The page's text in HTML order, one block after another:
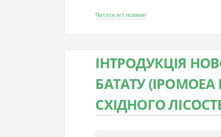
Читати всі новини
ІНТРОДУКЦІЯ
БАТАТУ
СХІДНОГО